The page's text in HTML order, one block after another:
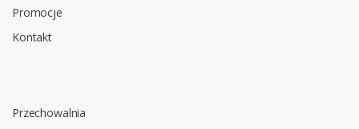
Promocje
Kontakt
Przechowalnia